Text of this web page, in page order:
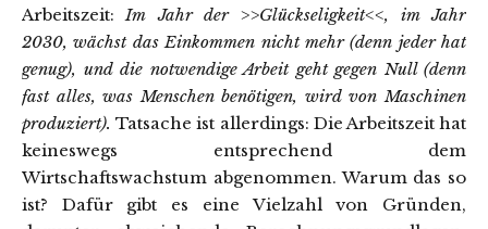
Arbeitszeit:Im Jahr der >>Glückseligkeit<<, im Jahr
2030, wächst das Einkommen nicht mehr (denn jeder hat
genug), und die notwendige Arbeit geht gegen Null (denn
fast alles, was Menschen benötigen, wird von Maschinen
produziert). Tatsache ist allerdings: Die Arbeitszeit hat
keineswegs entsprechend dem
Wirtschaftswachstum abgenommen. Warum das so
ist? Dafür gibt es eine Vielzahl von Gründen,